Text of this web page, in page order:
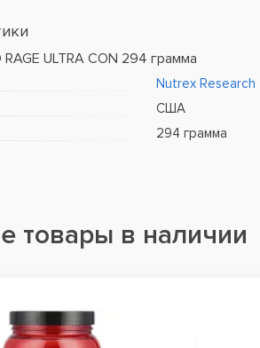
RAGE ULTRA CON 294 грамма
Nutrex Research
США
294 грамма
товары в наличии